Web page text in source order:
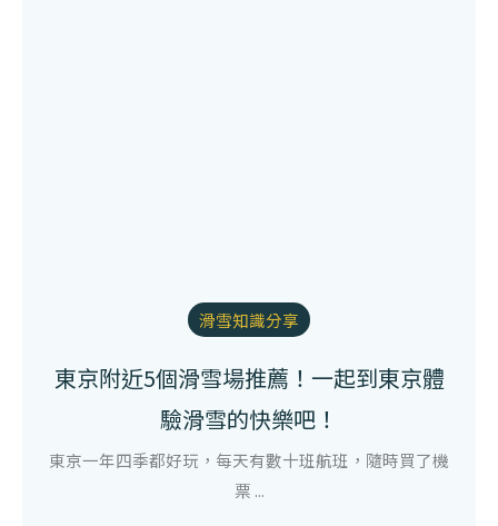
滑雪知識分享
東京附近5個滑雪場推薦！一起到東京體
驗滑雪的快樂吧！
東京一年四季都好玩，每天有數十班航班，隨時買了機
票 ...